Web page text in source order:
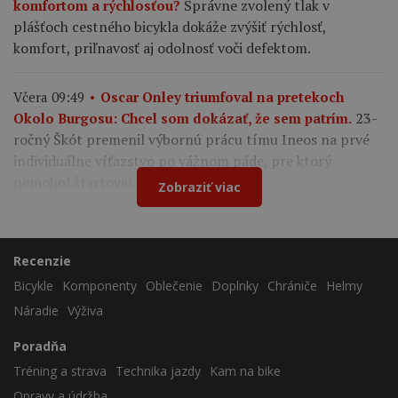
komfortom a rýchlosťou? Správne zvolený tlak v
plášťoch cestného bicykla dokáže zvýšiť rýchlosť,
komfort, priľnavosť aj odolnosť voči defektom.
Včera 09:49
Oscar Onley triumfoval na pretekoch
Okolo Burgosu: Chcel som dokázať, že sem patrím. 23-
ročný Škót premenil výbornú prácu tímu Ineos na prvé
individuálne víťazstvo po vážnom páde, pre ktorý
nemohol štartovať na Tour de France.
Zobraziť viac
Recenzie
Bicykle
Komponenty Oblečenie Doplnky Chrániče
Helmy
Náradie Výživa
Poradňa
Tréning a strava
Technika jazdy
Kam na bike